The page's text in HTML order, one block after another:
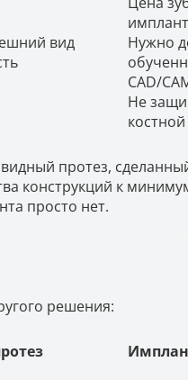
вид
Нужно
CAD/
Не
протез,
конструкций к
просто нет.
решения: